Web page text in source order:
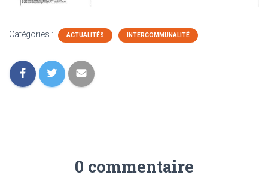
Catégories : ACTUALITÉS INTERCOMMUNALITÉ
0 commentaire